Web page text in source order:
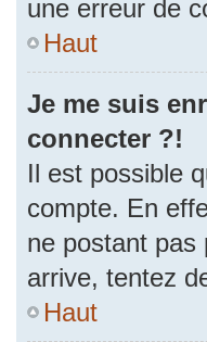
une erreur de
Haut
Je me suis
connecter ?!
Il est possible
compte. En
ne postant pas
arrive, tentez
Haut